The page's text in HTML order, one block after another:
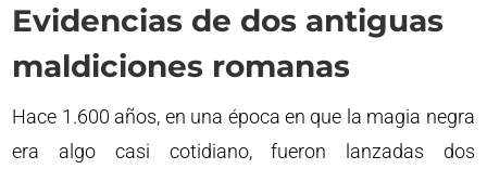
Evidencias de dos antiguas
maldiciones romanas
Hace 1.600 años, en una época en que la magia negra
era algo casi cotidiano, fueron lanzadas dos